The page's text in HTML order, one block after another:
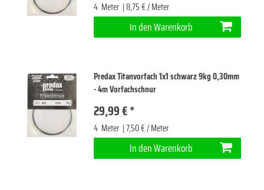
4 Meter | 8,75 € / Meter
In den Warenkorb
Predax Titanvorfach 1x1 schwarz 9kg 0,30mm
- 4m Vorfachschnur
29,99 € *
4 Meter | 7,50 € / Meter
In den Warenkorb